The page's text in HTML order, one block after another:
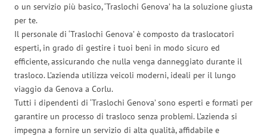
o un servizio più basico, ‘Traslochi Genova’ ha la soluzione giusta
per te.
Il personale di ‘Traslochi Genova’ è composto da traslocatori
esperti, in grado di gestire i tuoi beni in modo sicuro ed
efficiente, assicurando che nulla venga danneggiato durante il
trasloco. L’azienda utilizza veicoli moderni, ideali per il lungo
viaggio da Genova a Corlu.
Tutti i dipendenti di ‘Traslochi Genova’ sono esperti e formati per
garantire un processo di trasloco senza problemi. L’azienda si
impegna a fornire un servizio di alta qualità, affidabile e